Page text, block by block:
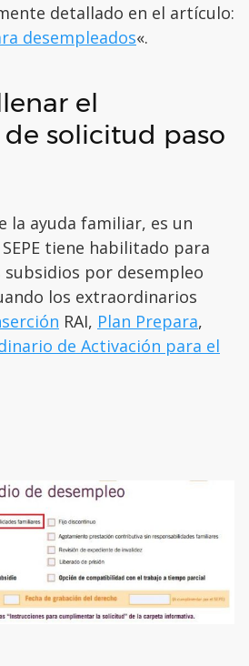
detallado en el artículo:
desempleados«.
el
solicitud paso
la ayuda familiar, es un
tiene habilitado para
por desempleo
los extraordinarios
RAI, Plan Prepara,
de Activación para el